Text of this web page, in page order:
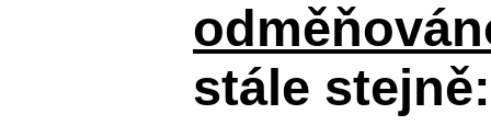
stále stejně: